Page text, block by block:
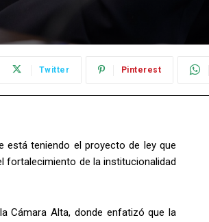
Twitter Pinterest
está teniendo el proyecto de ley que
fortalecimiento de la institucionalidad
Cámara Alta, donde enfatizó que la